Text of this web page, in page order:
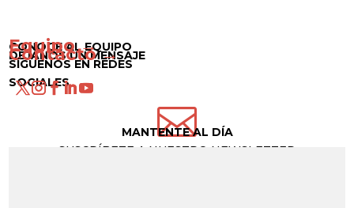
CONOCE AL EQUIPO
Equipo →
DÉJANOS UN MENSAJE
Contacto →
SÍGUENOS EN REDES
SOCIALES

MANTENTE AL DÍA
SUSCRÍBETE A NUESTRO NEWSLETTER